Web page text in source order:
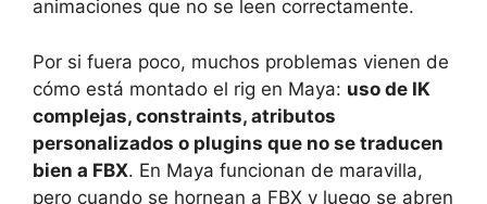
animaciones que no se leen correctamente.
Por si fuera poco, muchos problemas vienen de
cómo está montado el rig en Maya: uso de IK
complejas, constraints, atributos
personalizados o plugins que no se traducen
bien a FBX. En Maya funcionan de maravilla,
pero cuando se hornean a FBX y luego se abren